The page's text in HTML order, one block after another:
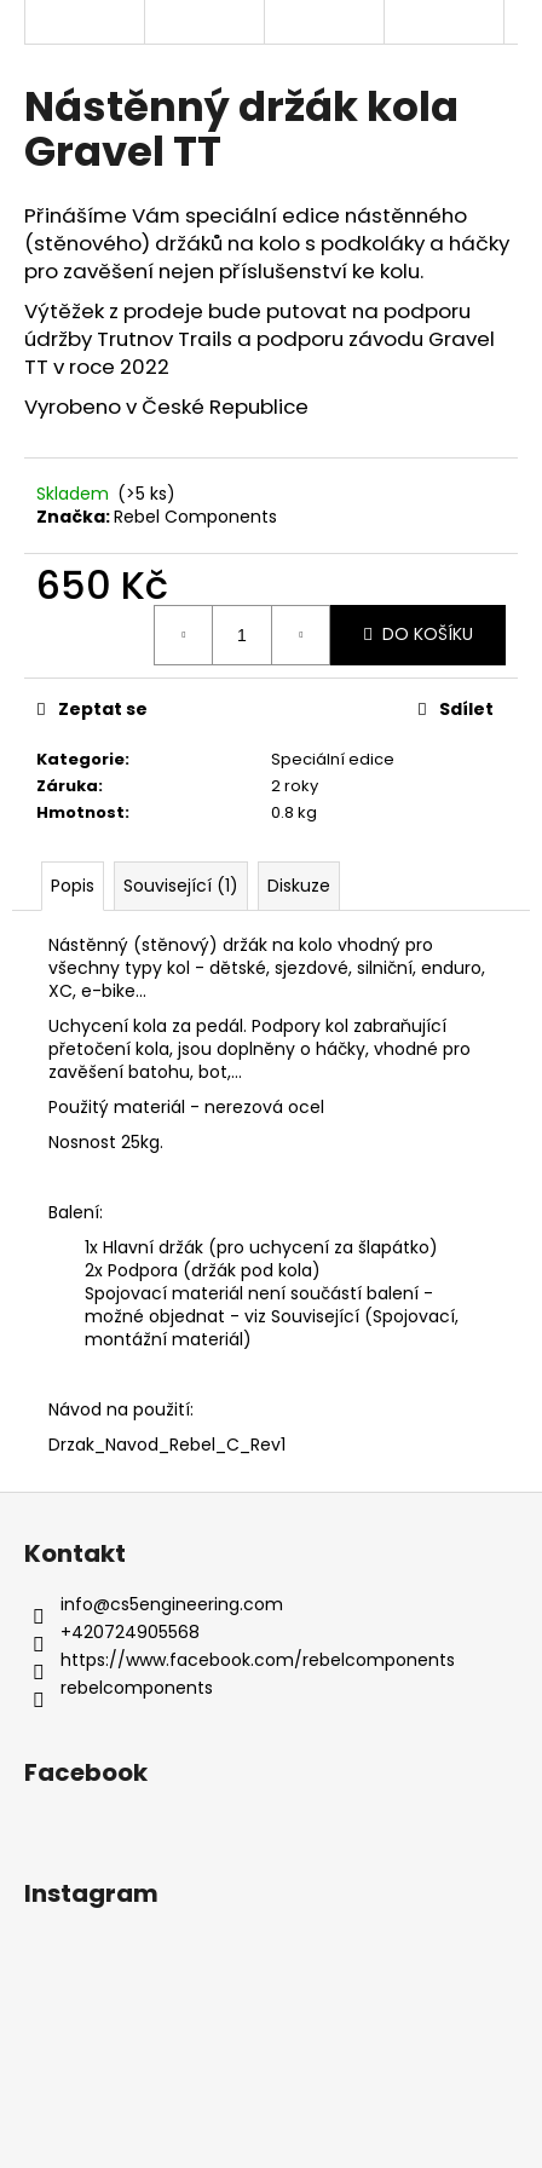
Nástěnný držák kola
Gravel TT
Přinášíme Vám speciální edice nástěnného
(stěnového) držáků na kolo s podkoláky a háčky
pro zavěšení nejen příslušenství ke kolu.
Výtěžek z prodeje bude putovat na podporu
údržby Trutnov Trails a podporu závodu Gravel
TT v roce 2022
Vyrobeno v České Republice
Skladem (>5 ks)
Značka:Rebel Components
650 Kč
DO KOŠÍKU
Kategorie:
Speciální edice
Záruka:
2 roky
Hmotnost: 0.8 kg
Zeptat se Sdílet
Popis Související (1) Diskuze
Nástěnný (stěnový) držák na kolo vhodný pro
všechny typy kol - dětské, sjezdové, silniční, enduro,
XC, e-bike...
Uchycení kola za pedál. Podpory kol zabraňující
přetočení kola, jsou doplněny o háčky, vhodné pro
zavěšení batohu, bot,...
Použitý materiál - nerezová ocel
Nosnost 25kg.
Balení:
1x Hlavní držák (pro uchycení za šlapátko)
2x Podpora (držák pod kola)
Spojovací materiál není součástí balení -
možné objednat - viz Související (Spojovací,
montážní materiál)
Návod na použití:
Drzak_Navod_Rebel_C_Rev1
í
t
?
HLEDAT
o
o
u
č
u
e
STOJAN
NA
KOLA
600
Z
Kontakt
info@cs5engineering.com
+420724905568
https://www.facebook.com/rebelcomponents
rebelcomponents
Facebook
Instagram